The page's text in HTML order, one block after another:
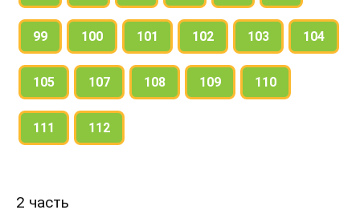
99 100 101 102 103 104
105 107 108 109 110
111 112
2 часть